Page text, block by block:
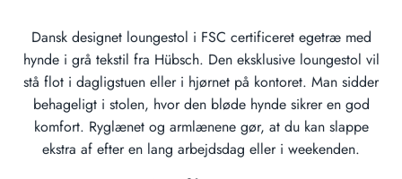
Dansk designet loungestol i FSC certificeret egetræ med
hynde i grå tekstil fra Hübsch. Den eksklusive loungestol vil
stå flot i dagligstuen eller i hjørnet på kontoret. Man sidder
behageligt i stolen, hvor den bløde hynde sikrer en god
komfort. Ryglænet og armlænene gør, at du kan slappe
ekstra af efter en lang arbejdsdag eller i weekenden.